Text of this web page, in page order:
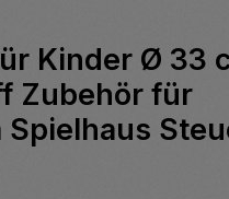
Kinder Ø 33
Zubehör für